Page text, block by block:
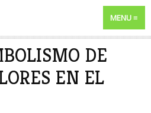
MENU
DE
EN EL